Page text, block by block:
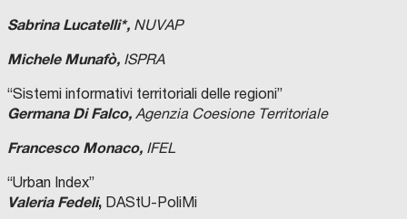
Sabrina Lucatelli*, NUVAP
Michele Munafò, ISPRA
“Sistemi informativi territoriali delle regioni”
Germana Di Falco, Agenzia Coesione Territoriale
Francesco Monaco, IFEL
“Urban Index”
Valeria Fedeli, DAStU-PoliMi